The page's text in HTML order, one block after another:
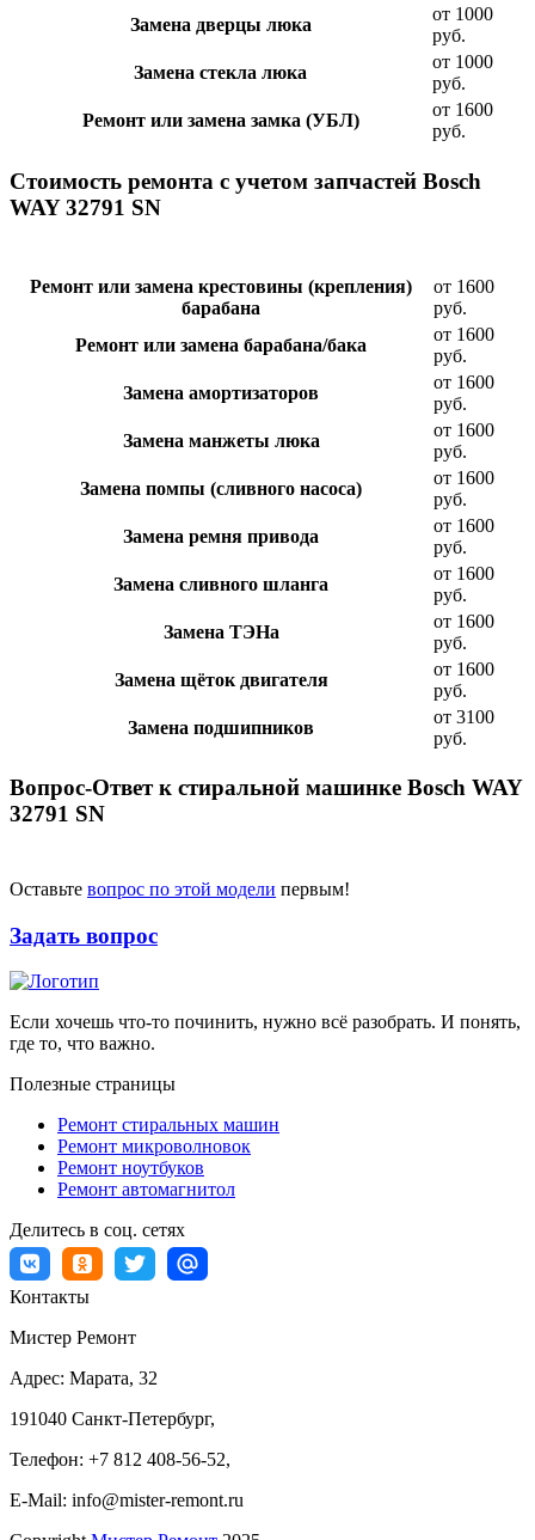
Замена дверцы люка
от 1000
руб.
Замена стекла люка
от 1000
руб.
Ремонт или замена замка (УБЛ)
от 1600
руб.
Стоимость ремонта с учетом запчастей Bosch
WAY 32791 SN
Ремонт или замена крестовины (крепления)
барабана
от 1600
руб.
Ремонт или замена барабана/бака
от 1600
руб.
Замена амортизаторов
от 1600
руб.
Замена манжеты люка
от 1600
руб.
Замена помпы (сливного насоса)
от 1600
руб.
Замена ремня привода
от 1600
руб.
Замена сливного шланга
от 1600
руб.
Замена ТЭНа
от 1600
руб.
Замена щёток двигателя
от 1600
руб.
Замена подшипников
от 3100
руб.
Вопрос-Ответ к стиральной машинке Bosch WAY
32791 SN
Оставьте вопрос по этой модели первым!
Задать вопрос
Если хочешь что-то починить, нужно всё разобрать. И понять,
где то, что важно.
Полезные страницы
Ремонт стиральных машин
Ремонт микроволновок
Ремонт ноутбуков
Ремонт автомагнитол
Делитесь в соц. сетях
Контакты
Мистер Ремонт
Адрес: Марата, 32
191040 Санкт-Петербург,
Телефон: +7 812 408-56-52,
E-Mail: info@mister-remont.ru